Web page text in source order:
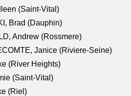
(Saint-Vital)
Brad (Dauphin)
Andrew (Rossmere)
Janice (Riviere-Seine)
(River Heights)
(Saint-Vital)
(Riel)